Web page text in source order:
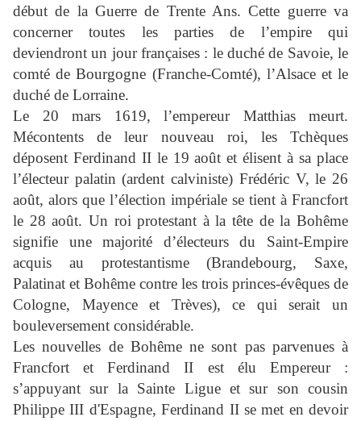
début de la Guerre de Trente Ans. Cette guerre va
concerner toutes les parties de l’empire qui
deviendront un jour françaises : le duché de Savoie, le
comté de Bourgogne (Franche-Comté), l’Alsace et le
duché de Lorraine.
Le 20 mars 1619, l’empereur Matthias meurt.
Mécontents de leur nouveau roi, les Tchèques
déposent Ferdinand II le 19 août et élisent à sa place
l’électeur palatin (ardent calviniste) Frédéric V, le 26
août, alors que l’élection impériale se tient à Francfort
le 28 août. Un roi protestant à la tête de la Bohême
signifie une majorité d’électeurs du Saint-Empire
acquis au protestantisme (Brandebourg, Saxe,
Palatinat et Bohême contre les trois princes-évêques de
Cologne, Mayence et Trèves), ce qui serait un
bouleversement considérable.
Les nouvelles de Bohême ne sont pas parvenues à
Francfort et Ferdinand II est élu Empereur :
s’appuyant sur la Sainte Ligue et sur son cousin
Philippe III d'Espagne, Ferdinand II se met en devoir